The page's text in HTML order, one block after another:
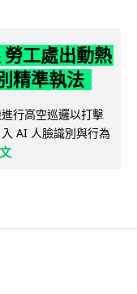
工處出動熱
精準執法
行高空巡邏以打擊
AI 人臉識別與行為